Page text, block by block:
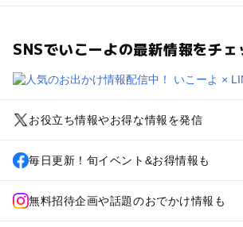
SNSでいこーよの最新情報をチェ
お役立ち情報やお得な情報を発信
毎日更新！旬イベント&お得情報も
無料招待企画や話題のおでかけ情報も